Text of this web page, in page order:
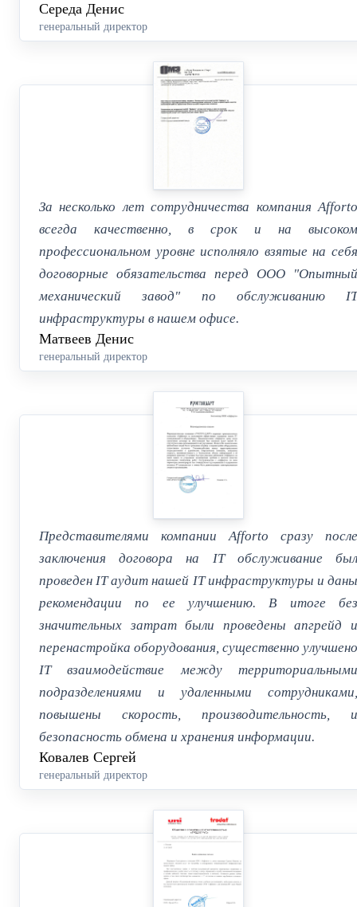
Середа Денис
генеральный директор
За несколько лет сотрудничества компания Afforto
всегда качественно, в срок и на высоком
профессиональном уровне исполняло взятые на себя
договорные обязательства перед ООО "Опытный
механический завод" по обслуживанию IT
инфраструктуры в нашем офисе.
Матвеев Денис
генеральный директор
Представителями компании Afforto сразу после
заключения договора на IT обслуживание был
проведен IT аудит нашей IT инфраструктуры и даны
рекомендации по ее улучшению. В итоге без
значительных затрат были проведены апгрейд и
перенастройка оборудования, существенно улучшено
IT взаимодействие между территориальными
подразделениями и удаленными сотрудниками,
повышены скорость, производительность, и
безопасность обмена и хранения информации.
Ковалев Сергей
генеральный директор